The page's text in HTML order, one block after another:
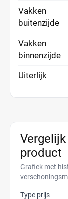
Vakken
buitenzijde
Vakken
binnenzijde
Uiterlijk
product
Grafiek met
Type prijs